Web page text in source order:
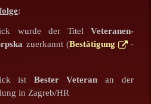
:
wurde der Titel Veteranen-
zuerkannt (Bestätigung
-
ist Bester Veteran an der
in Zagreb/HR